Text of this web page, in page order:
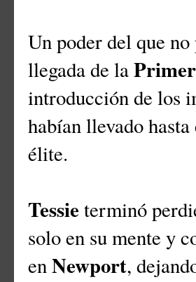
Un poder del que
llegada de la
introducción de los
habían llevado
élite.
Tessie terminó
solo en su mente y
enNewport,